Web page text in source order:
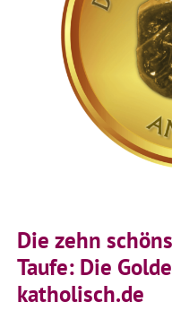
Die zehn
Taufe: Die
katholisch.de